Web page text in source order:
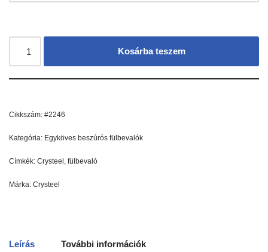
Kosárba teszem
Cikkszám: #2246
Kategória: Egyköves beszúrós fülbevalók
Címkék: Crysteel , fülbevaló
Márka: Crysteel
Leírás További információk